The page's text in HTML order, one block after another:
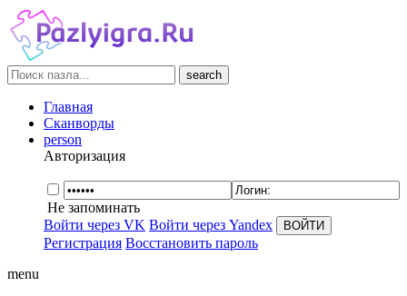
search
Главная
Сканворды
person
Авторизация
Не запоминать
Войти через VK Войти через Yandex
Регистрация Восстановить пароль
menu